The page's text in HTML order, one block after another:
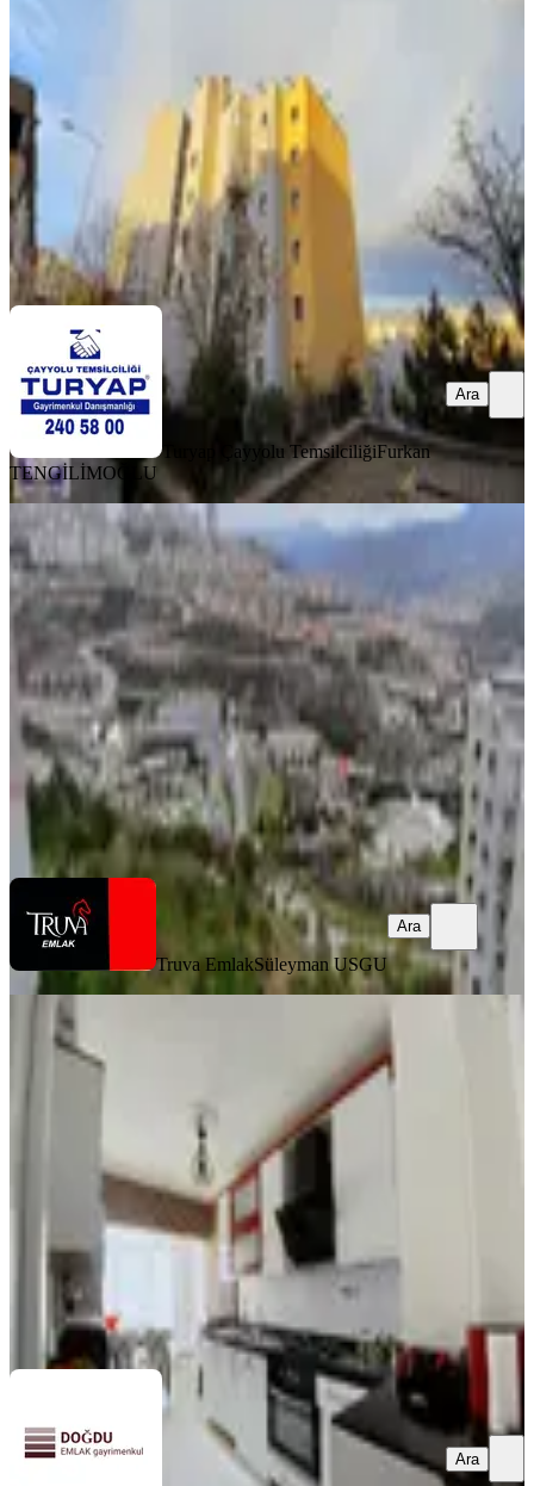
140 m² ·1. Kat·
3.800.000 ₺ Geri Dönüş: 14 yıl
Turyap Çayyolu Temsilciliği Furkan TENGİLİMOĞLU
Ara
Turyap Çayyolu TemsilciliğiFurkan
TENGİLİMOĞLU
Ara
MANZARALI
Aktepe Tokide 4+1 Katta Manzaralı 1
Etapda Cadde Üstunde Köktapu
Keçiören, Yeşiltepe Mahallesi
4+1
169 m² 2. Kat ·31.03.2026
4.350.000 ₺Geri Dönüş:
Truva EmlakSüleyman USGU
Truva EmlakSüleyman USGU
Ara
Doğdu Emlak'tan Cadde Üzeri Kat'ta
Keçiören, Yeşiltepe Mahallesi
115 m² ·2. Kat
4.250.000 ₺
DOĞDU EMLAK GAYRİMENKUL Anıl Zeki Doğdu
Ara